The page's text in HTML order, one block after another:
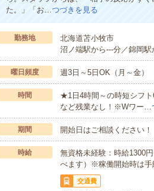
た。」「お…つづきを見る
勤務地
北海道苫小牧市
沼ノ端駅から---分／錦岡
曜日頻度 週3日～5日OK（月～金
時間
★1日4時間～の時短シフ
など残業なし！※Wワー…
期間 開始日はご相談ください
時給
無資格未経験：時給1300
べます）※稼働開始時は手
交通費